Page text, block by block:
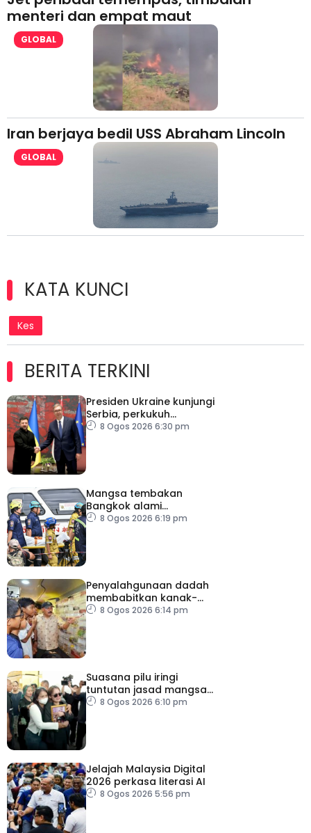
menteri dan empat maut
GLOBAL
Iran berjaya bedil USS Abraham Lincoln
GLOBAL
KATA KUNCI
Kes
BERITA TERKINI
Presiden Ukraine kunjungi
Serbia, perkukuh
kerjasama ekonomi
8 Ogos 2026 6:30 pm
Mangsa tembakan
Bangkok alami
kecederaan pada organ
8 Ogos 2026 6:19 pm
Penyalahgunaan dadah
membabitkan kanak-
kanak di Terengganu
8 Ogos 2026 6:14 pm
Suasana pilu iringi
tuntutan jasad mangsa
tembakan Nonthaburi
8 Ogos 2026 6:10 pm
Jelajah Malaysia Digital
2026 perkasa literasi AI
8 Ogos 2026 5:56 pm